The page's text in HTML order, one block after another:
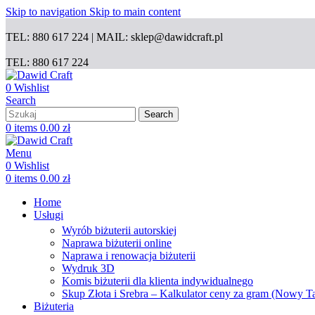
Skip to navigation Skip to main content
TEL: 880 617 224 | MAIL: sklep@dawidcraft.pl
TEL: 880 617 224
0 Wishlist
Search
Search
0 items 0.00 zł
Menu
0 Wishlist
0 items 0.00 zł
Home
Usługi
Wyrób biżuterii autorskiej
Naprawa biżuterii online
Naprawa i renowacja biżuterii
Wydruk 3D
Komis biżuterii dla klienta indywidualnego
Skup Złota i Srebra – Kalkulator ceny za gram (Nowy
Biżuteria